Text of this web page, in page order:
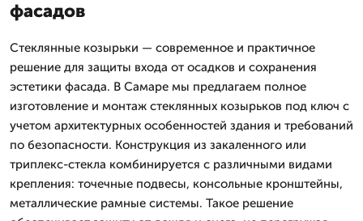
фасадов
Стеклянные козырьки — современное и практичное
решение для защиты входа от осадков и сохранения
эстетики фасада. В Самаре мы предлагаем полное
изготовление и монтаж стеклянных козырьков под ключ с
учетом архитектурных особенностей здания и требований
по безопасности. Конструкция из закаленного или
триплекс-стекла комбинируется с различными видами
крепления: точечные подвесы, консольные кронштейны,
металлические рамные системы. Такое решение